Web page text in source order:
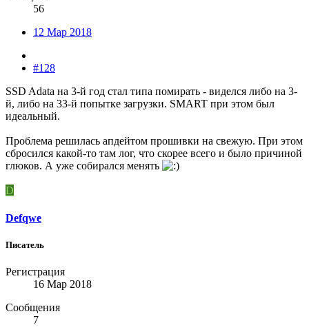
56
12 Мар 2018
#128
SSD Adata на 3-й год стал типа помирать - виделся либо на 3-
й, либо на 33-й попытке загрузки. SMART при этом был
идеальный.
Проблема решилась апдейтом прошивки на свежую. При этом
сбросился какой-то там лог, что скорее всего и было причиной
глюков. А уже собирался менять
D
Defqwe
Писатель
Регистрация
16 Мар 2018
Сообщения
7